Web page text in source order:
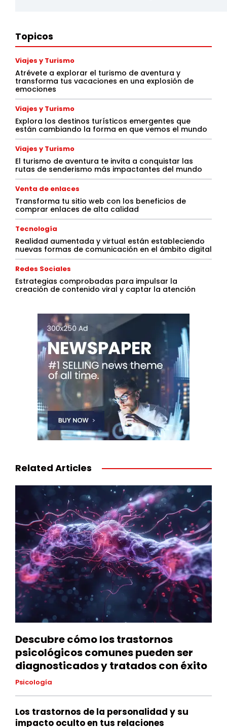
Topicos
Viajes y Turismo
Atrévete a explorar el turismo de aventura y
transforma tus vacaciones en una explosión de
emociones
Viajes y Turismo
Explora los destinos turísticos emergentes que
están cambiando la forma en que vemos el mundo
Viajes y Turismo
El turismo de aventura te invita a conquistar las
rutas de senderismo más impactantes del mundo
Venta de enlaces
Transforma tu sitio web con los beneficios de
comprar enlaces de alta calidad
Tecnología
Realidad aumentada y virtual están estableciendo
nuevas formas de comunicación en el ámbito digital
Redes Sociales
Estrategias comprobadas para impulsar la
creación de contenido viral y captar la atención
Related Articles
Descubre cómo los trastornos
psicológicos comunes pueden ser
diagnosticados y tratados con éxito
Psicología
Los trastornos de la personalidad y su
impacto oculto en tus relaciones